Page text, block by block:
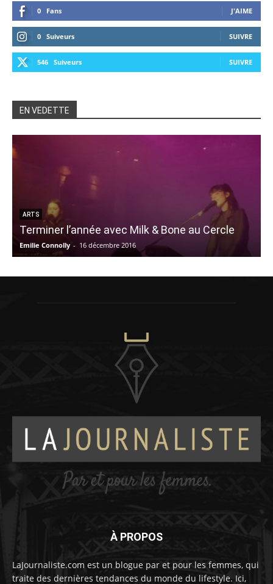
0 Fans J'AIME
0 Suiveurs SUIVRE
546 Suiveurs SUIVRE
EN VEDETTE
ARTS
Terminer l’année avec Milk & Bone au Cercle
Emilie Connolly - 16 décembre 2016
À PROPOS
LaJournaliste.com est un blogue par et pour les femmes, qui
traite des dernières tendances du monde du lifestyle. Ici,